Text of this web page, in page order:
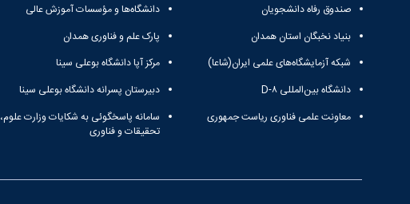
صندوق رفاه دانشجویان
بنیاد نخبگان استان همدان
شبکه آزمایشگاه‌های علمی ایران(شاعا)
دانشگاه بین‌المللی D-۸
معاونت علمی فناوری ریاست جمهوری
دانشگاه‌ها و مؤسسات آموزش عالی
پارک علم و فناوری همدان
مرکز آپا دانشگاه بوعلی سینا
دبیرستان پسرانه دانشگاه بوعلی سینا
سامانه پاسخگوئی به شکایات وزارت علوم،
تحقیقات و فناوری